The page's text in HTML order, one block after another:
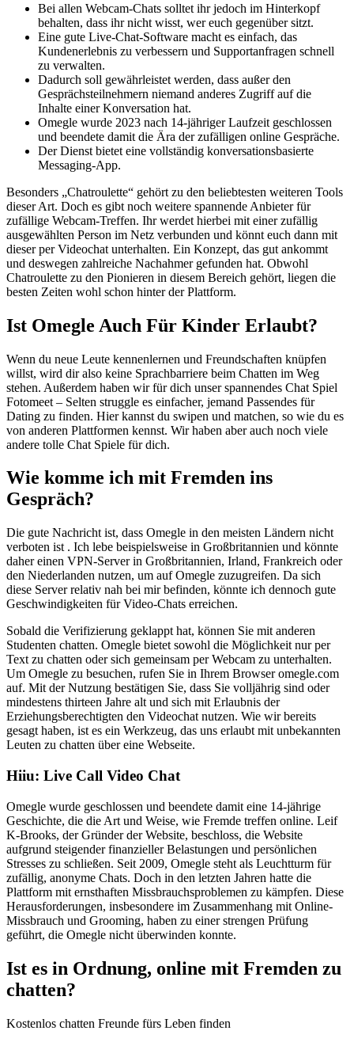
Bei allen Webcam-Chats solltet ihr jedoch im Hinterkopf
behalten, dass ihr nicht wisst, wer euch gegenüber sitzt.
Eine gute Live-Chat-Software macht es einfach, das
Kundenerlebnis zu verbessern und Supportanfragen schnell
zu verwalten.
Dadurch soll gewährleistet werden, dass außer den
Gesprächsteilnehmern niemand anderes Zugriff auf die
Inhalte einer Konversation hat.
Omegle wurde 2023 nach 14-jähriger Laufzeit geschlossen
und beendete damit die Ära der zufälligen online Gespräche.
Der Dienst bietet eine vollständig konversationsbasierte
Messaging-App.
Besonders „Chatroulette“ gehört zu den beliebtesten weiteren Tools
dieser Art. Doch es gibt noch weitere spannende Anbieter für
zufällige Webcam-Treffen. Ihr werdet hierbei mit einer zufällig
ausgewählten Person im Netz verbunden und könnt euch dann mit
dieser per Videochat unterhalten. Ein Konzept, das gut ankommt
und deswegen zahlreiche Nachahmer gefunden hat. Obwohl
Chatroulette zu den Pionieren in diesem Bereich gehört, liegen die
besten Zeiten wohl schon hinter der Plattform.
Ist Omegle Auch Für Kinder Erlaubt?
Wenn du neue Leute kennenlernen und Freundschaften knüpfen
willst, wird dir also keine Sprachbarriere beim Chatten im Weg
stehen. Außerdem haben wir für dich unser spannendes Chat Spiel
Fotomeet – Selten struggle es einfacher, jemand Passendes für
Dating zu finden. Hier kannst du swipen und matchen, so wie du es
von anderen Plattformen kennst. Wir haben aber auch noch viele
andere tolle Chat Spiele für dich.
Wie komme ich mit Fremden ins
Gespräch?
Die gute Nachricht ist, dass Omegle in den meisten Ländern nicht
verboten ist . Ich lebe beispielsweise in Großbritannien und könnte
daher einen VPN-Server in Großbritannien, Irland, Frankreich oder
den Niederlanden nutzen, um auf Omegle zuzugreifen. Da sich
diese Server relativ nah bei mir befinden, könnte ich dennoch gute
Geschwindigkeiten für Video-Chats erreichen.
Sobald die Verifizierung geklappt hat, können Sie mit anderen
Studenten chatten. Omegle bietet sowohl die Möglichkeit nur per
Text zu chatten oder sich gemeinsam per Webcam zu unterhalten.
Um Omegle zu besuchen, rufen Sie in Ihrem Browser omegle.com
auf. Mit der Nutzung bestätigen Sie, dass Sie volljährig sind oder
mindestens thirteen Jahre alt und sich mit Erlaubnis der
Erziehungsberechtigten den Videochat nutzen. Wie wir bereits
gesagt haben, ist es ein Werkzeug, das uns erlaubt mit unbekannten
Leuten zu chatten über eine Webseite.
Hiiu: Live Call Video Chat
Omegle wurde geschlossen und beendete damit eine 14-jährige
Geschichte, die die Art und Weise, wie Fremde treffen online. Leif
K-Brooks, der Gründer der Website, beschloss, die Website
aufgrund steigender finanzieller Belastungen und persönlichen
Stresses zu schließen. Seit 2009, Omegle steht als Leuchtturm für
zufällig, anonyme Chats. Doch in den letzten Jahren hatte die
Plattform mit ernsthaften Missbrauchsproblemen zu kämpfen. Diese
Herausforderungen, insbesondere im Zusammenhang mit Online-
Missbrauch und Grooming, haben zu einer strengen Prüfung
geführt, die Omegle nicht überwinden konnte.
Ist es in Ordnung, online mit Fremden zu
chatten?
Kostenlos chatten Freunde fürs Leben finden